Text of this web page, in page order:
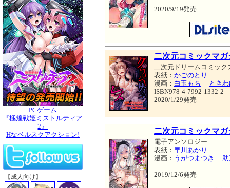
PCゲーム
『極煌戦姫ミストルティア
2』
Hなベルスクアクション!
【成人向け】
2020/9/19発売
二次元コミックマ
二次元ドリームコミック
表紙： かごのとり
漫画： 白玉もち
とき
ISBN978-4-7992-1332-2
2020/1/29発売
二次元コミックマ
電子アンソロジー
表紙： 早川あかり
漫画： うがつまつき
2019/12/6発売